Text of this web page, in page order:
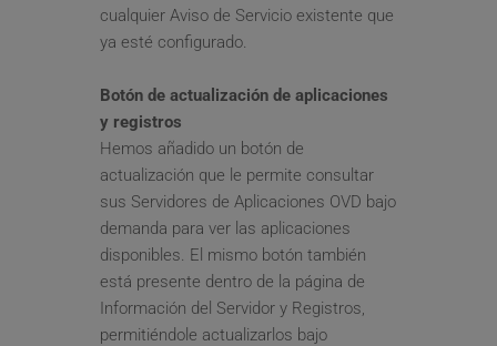
cualquier Aviso de Servicio existente que
ya esté configurado.
Botón de actualización de aplicaciones
y registros
Hemos añadido un botón de
actualización que le permite consultar
sus Servidores de Aplicaciones OVD bajo
demanda para ver las aplicaciones
disponibles. El mismo botón también
está presente dentro de la página de
Información del Servidor y Registros,
permitiéndole actualizarlos bajo